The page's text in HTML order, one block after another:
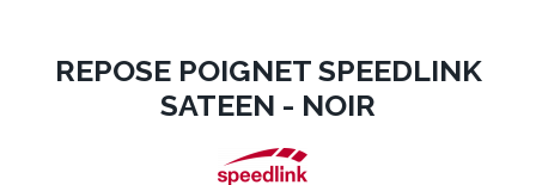
REPOSE POIGNET SPEEDLINK
SATEEN - NOIR